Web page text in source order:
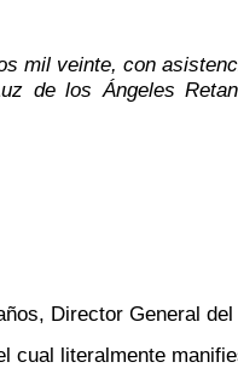
mil veinte, con
de los Ángeles
Director General
cual literalmente